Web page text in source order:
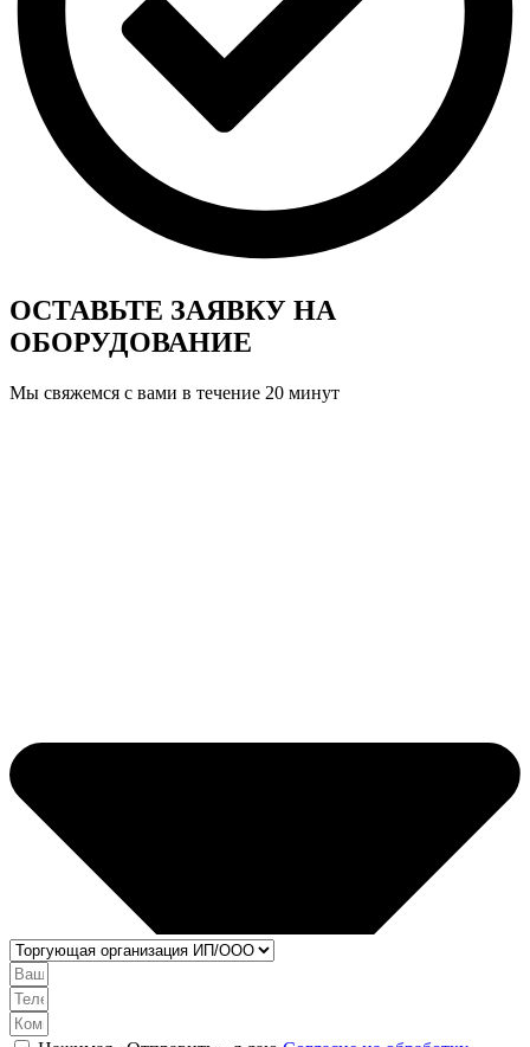
ОСТАВЬТЕ ЗАЯВКУ НА
ОБОРУДОВАНИЕ
Мы свяжемся с вами в течение 20 минут